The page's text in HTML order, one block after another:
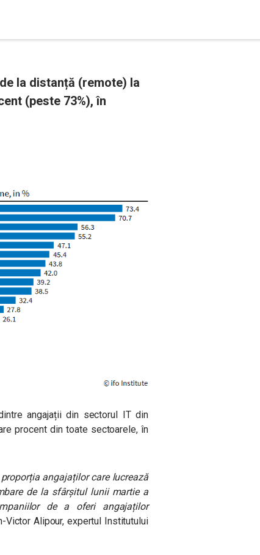
la distanță (remote) la
(peste 73%), în
angajații din sectorul IT din
procent din toate sectoarele, în
angajaților care lucrează
de la sfârșitul lunii martie a
de a oferi angajaților
Victor Alipour, expertul Institutului